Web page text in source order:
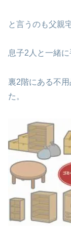
と言うのも父親
息子2人と一緒
裏2階にある不
た。